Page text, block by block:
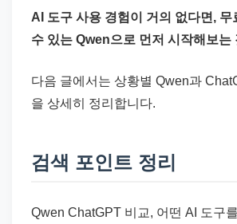
AI 도구 사용 경험이 거의 없다면, 무
수 있는 Qwen으로 먼저 시작해보는
다음 글에서는 상황별 Qwen과
을 상세히 정리합니다.
검색 포인트 정리
Qwen ChatGPT 비교, 어떤 AI 도구